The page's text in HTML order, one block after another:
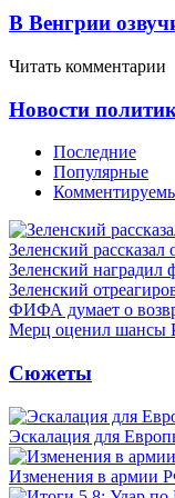
В Венгрии
Читать комментарии
Новости
Последние
Популярные
Зеленский
Зеленский
Зеленский
ФИФА думает о
Мерц оценил шансы
Сюжеты
Эскалация для
Изменения в армии